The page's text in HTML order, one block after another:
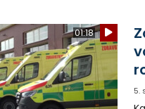
01:18
5.